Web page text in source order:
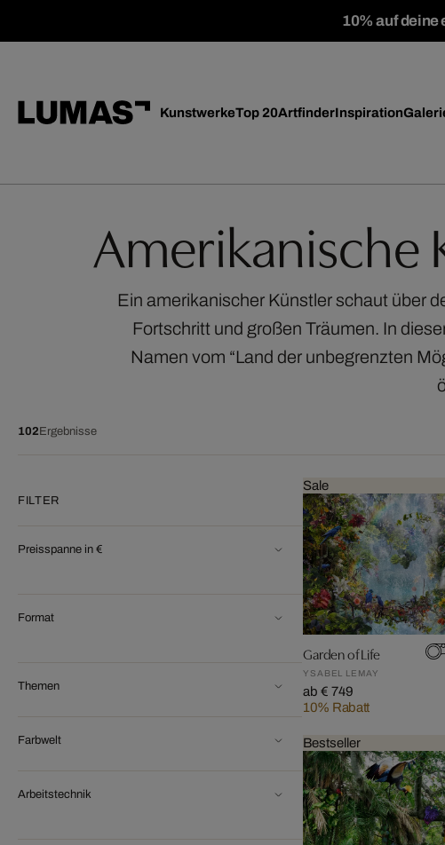
10% auf deine
KunstwerkeTop 20ArtfinderInspiration
Amerikanische
Ein amerikanischer Künstler schaut über
Fortschritt und großen Träumen. In
Namen vom “Land der unbegrenzten
102Ergebnisse
FILTER
Preisspanne in €
Format
Themen
Farbwelt
Arbeitstechnik
Sale
Garden of Life
YSABEL LEMAY
ab € 749
10% Rabatt
Bestseller